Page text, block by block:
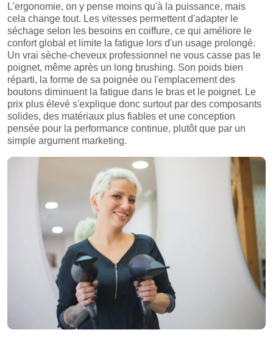
L'ergonomie, on y pense moins qu'à la puissance, mais
cela change tout. Les vitesses permettent d'adapter le
séchage selon les besoins en coiffure, ce qui améliore le
confort global et limite la fatigue lors d'un usage prolongé.
Un vrai sèche-cheveux professionnel ne vous casse pas le
poignet, même après un long brushing. Son poids bien
réparti, la forme de sa poignée ou l'emplacement des
boutons diminuent la fatigue dans le bras et le poignet. Le
prix plus élevé s'explique donc surtout par des composants
solides, des matériaux plus fiables et une conception
pensée pour la performance continue, plutôt que par un
simple argument marketing.